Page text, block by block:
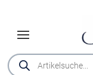
Products
search